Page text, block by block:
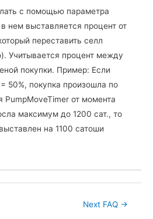
с помощью параметра
нем выставляется процент от
переставить селл
Учитывается процент между
покупки. Пример: Если
50%, покупка произошла по
PumpMoveTimer от момента
максимум до 1200 сат., то
на 1100 сатоши
Next FAQ →